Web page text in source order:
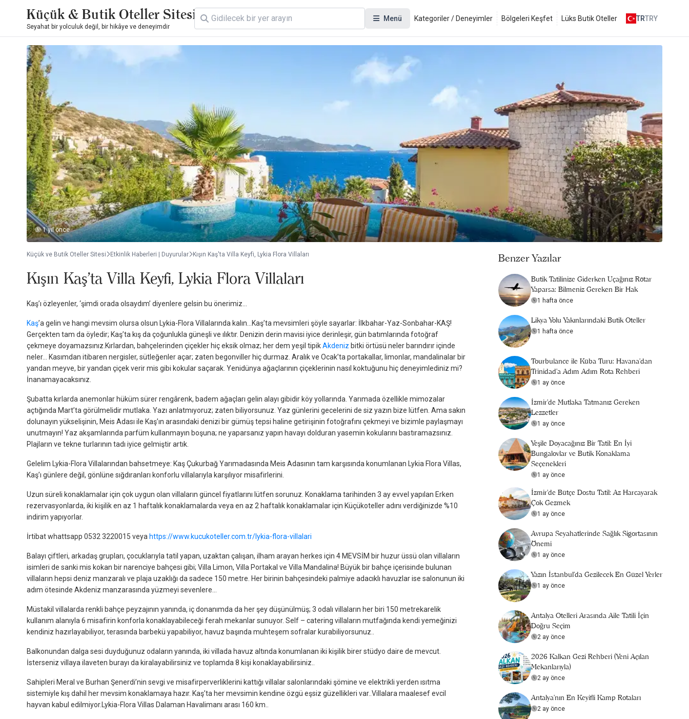
Küçük & Butik Oteller Sitesi
Seyahat bir yolculuk değil, bir hikâye ve deneyimdir
Menü Kategoriler / Deneyimler Bölgeleri Keşfet Lüks Butik Oteller TRTRY
1 yıl önce
Küçük ve Butik Oteller Sitesi Etkinlik Haberleri | Duyurular Kışın Kaş'ta Villa Keyfi, Lykia Flora Villaları
Kışın Kaş'ta Villa Keyfi, Lykia Flora Villaları
Kaş’ı özleyenler, ‘şimdi orada olsaydım’ diyenlere gelsin bu önerimiz…
Kaş’a gelin ve hangi mevsim olursa olsun Lykia-Flora Villalarında kalın…Kaş’ta mevsimleri şöyle sayarlar: İlkbahar-Yaz-Sonbahar-KAŞ!
Gerçekten tam da öyledir; Kaş’ta kış da çoğunlukla güneşli ve ılıktır. Denizin derin mavisi iyice derinleşir, gün batımlarında fotoğraf
çekmeye doyamazsınız.Kırlardan, bahçelerinden çiçekler hiç eksik olmaz; her dem yeşil tipikAkdeniz bitki örtüsü neler barındırır içinde
neler… Kasımdan itibaren nergisler, sütleğenler açar; zaten begonviller hiç durmaz. Aralık ve Ocak’ta portakallar, limonlar, mandalinalar bir
yandan meyve, bir yandan çiçek verir mis gibi kokular saçarak. Yenidünya ağaçlarının çiçeklerinin nasıl koktuğunu hiç deneyimlediniz mi?
İnanamayacaksınız.
Şubatta kırlarda anemonlar hüküm sürer rengârenk, badem ağaçları gelin alayı gibidir köy yollarında. Yarımada özellikle mimozalar
açtığında Mart’ta görülmelidir mutlaka. Yazı anlatmıyoruz; zaten biliyorsunuz. Yaz günlerini gecelerini de siz yazın bize lütfen. Ama sakın
dolunayın yükselişinin, Meis Adası ile Kaş’ın arasındaki denizi bir gümüş tepsi haline getirişinin fotoğrafını çekmeyi ve bizimle paylaşmayı
unutmayın! Yaz akşamlarında parfüm kullanmayın boşuna; ne yaparsanız yapın havayı dolduran yasemin kokularını bastıramazsınız.
Plajların ve tekne turlarının tadı iyice gelmiştir artık.
Gelelim Lykia-Flora Villalarından bahsetmeye: Kaş Çukurbağ Yarımadasında Meis Adasının tam karşısında konumlanan Lykia Flora Villas,
Kaş’ı günlere değil, gönlüne sığdıranları konforlu villalarıyla karşılıyor misafirlerini.
Uzun süreli konaklamalar için çok uygun olan villaların güncel fiyatlarını lütfen sorunuz. Konaklama tarihinden 3 ay evvel yapılan Erken
rezervasyonlarda, iki kişilik en az 1 haftalık konaklamalarda veya en az 2 haftalık konaklamalar için Küçükoteller adını verdiğinizde %10
indirim yapıyorlar.
İrtibat whattsapp 0532 3220015 veya https://www.kucukoteller.com.tr/lykia-flora-villalari
Balayı çiftleri, arkadaş grupları, çocuklarıyla tatil yapan, uzaktan çalışan, ilham arayan herkes için 4 MEVSİM bir huzur üssü olan villaların
isimleri de sanki mis kokan bir narenciye bahçesi gibi; Villa Limon, Villa Portakal ve Villa Mandalina! Büyük bir bahçe içerisinde bulunan
villaların hepsi deniz manzaralı ve plaja uzaklığı da sadece 150 metre. Her birinin bahçesindeki palmiye adacıklı havuzlar ise salonunun iki
adım ötesinde Akdeniz manzarasında yüzmeyi sevenlere…
Müstakil villalarda renkli bahçe peyzajının yanında, iç donanımda da her şey düşünülmüş; 3 odalı villaların her biri 150 metrekarelik
kullanım alanıyla 6 misafirin konforla konaklayabileceği ferah mekanlar sunuyor. Self – catering villaların mutfağında kendi yemeğinizi
kendiniz hazırlayabiliyor, terasında barbekü yapabiliyor, havuz başında muhteşem sofralar kurabiliyorsunuz..
Balkonundan dalga sesi duyduğunuz odaların yanında, iki villada havuz altında konumlanan iki kişilik birer stüdyo daire de mevcut.
İsterseniz villaya ilaveten burayı da kiralayabilirsiniz ve toplamda 8 kişi konaklayabilirsiniz..
Sahipleri Meral ve Burhan Şenerdi’nin sevgi ve misafirperverliklerini kattığı villalar salonlarındaki şömine ve elektrikli yerden ısıtma
sistemiyle kış dahil her mevsim konaklamaya hazır. Kaş’ta her mevsimin kendine özgü eşsiz güzellikleri var..Villalara maalesef evcil
hayvan kabul edilmiyor.Lykia-Flora Villas Dalaman Havalimanı arası 160 km..
Benzer Yazılar
Butik Tatilinize Giderken Uçağınız Rötar
Yaparsa: Bilmeniz Gereken Bir Hak
1 hafta önce
Likya Yolu Yakınlarındaki Butik Oteller
1 hafta önce
Tourbulance ile Küba Turu: Havana'dan
Trinidad'a Adım Adım Rota Rehberi
1 ay önce
İzmir'de Mutlaka Tatmanız Gereken
Lezzetler
1 ay önce
Yeşile Doyacağınız Bir Tatil: En İyi
Bungalovlar ve Butik Konaklama
Seçenekleri
1 ay önce
İzmir'de Bütçe Dostu Tatil: Az Harcayarak
Çok Gezmek
1 ay önce
Avrupa Seyahatlerinde Sağlık Sigortasının
Önemi
1 ay önce
Yazın İstanbul'da Gezilecek En Güzel Yerler
1 ay önce
Antalya Otelleri Arasında Aile Tatili İçin
Doğru Seçim
2 ay önce
2026 Kalkan Gezi Rehberi (Yeni Açılan
Mekanlarıyla)
2 ay önce
Antalya’nın En Keyifli Kamp Rotaları
2 ay önce